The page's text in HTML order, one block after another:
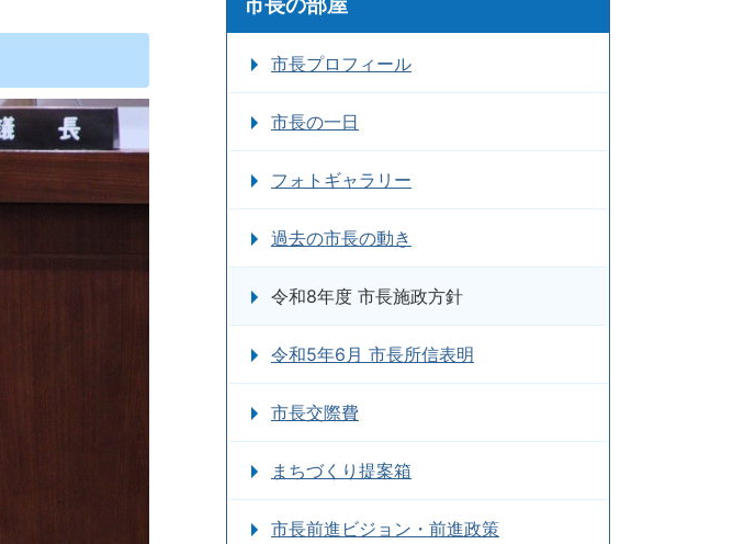
市長プロフィール
市長の一日
フォトギャラリー
過去の市長の動き
令和8年度 市長施政方針
令和5年6月 市長所信表明
市長交際費
まちづくり提案箱
市長前進ビジョン・前進政策